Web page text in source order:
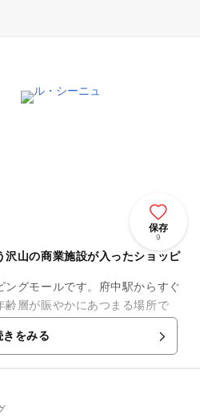
保存
9
山の商業施設が入ったショッピ
グモールです。府中駅からすぐ
齢層が賑やかにあつまる場所で
雨に濡れずに訪れることができ
きをみる